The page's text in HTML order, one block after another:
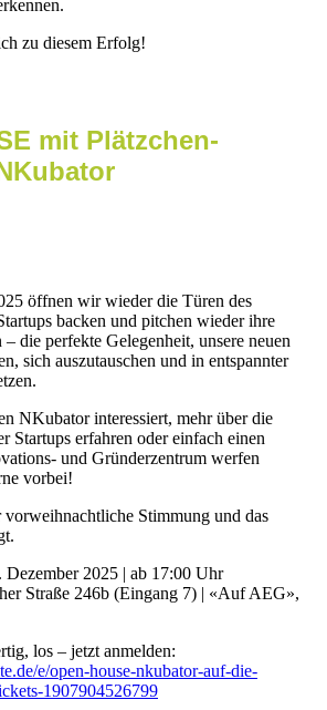
zu diesem Erfolg!
mit Plätzchen-
öffnen wir wieder die Türen des
backen und pitchen wieder ihre
– die perfekte Gelegenheit, unsere neuen
sich auszutauschen und in entspannter
NKubator interessiert, mehr über die
Startups erfahren oder einfach einen
und Gründerzentrum werfen
vorbei!
Stimmung und das
2025 | ab 17:00 Uhr
Straße 246b (Eingang 7) | «Auf AEG»,
los – jetzt anmelden:
e/open-house-nkubator-auf-die-
1907904526799